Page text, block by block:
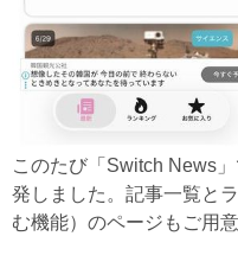
このたび「Switch News
発しました。記事一覧と
む機能）のページもご用意